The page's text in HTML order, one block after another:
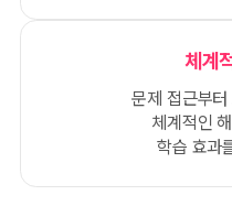
체계
문제 접근부
체계적인
학습 효과